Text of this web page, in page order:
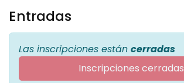
Entradas
Las inscripciones están cerradas
Inscripciones cerradas